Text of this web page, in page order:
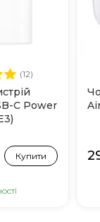
(12)
C Power
Купити